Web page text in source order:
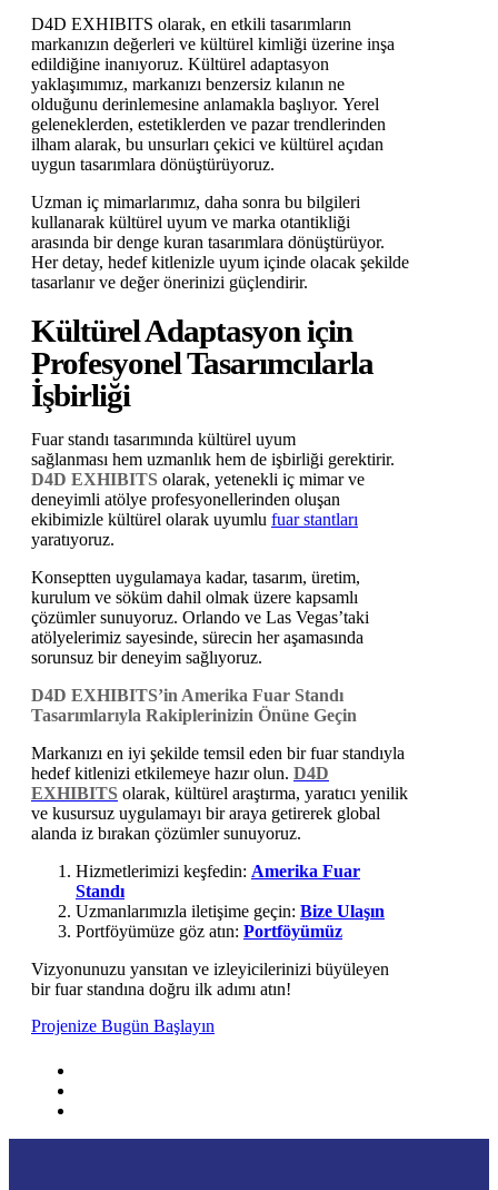
D4D EXHIBITS olarak, en etkili tasarımların
markanızın değerleri ve kültürel kimliği üzerine inşa
edildiğine inanıyoruz. Kültürel adaptasyon
yaklaşımımız, markanızı benzersiz kılanın ne
olduğunu derinlemesine anlamakla başlıyor. Yerel
geleneklerden, estetiklerden ve pazar trendlerinden
ilham alarak, bu unsurları çekici ve kültürel açıdan
uygun tasarımlara dönüştürüyoruz.
Uzman iç mimarlarımız, daha sonra bu bilgileri
kullanarak kültürel uyum ve marka otantikliği
arasında bir denge kuran tasarımlara dönüştürüyor.
Her detay, hedef kitlenizle uyum içinde olacak şekilde
tasarlanır ve değer önerinizi güçlendirir.
Kültürel Adaptasyon için
Profesyonel Tasarımcılarla
İşbirliği
Fuar standı tasarımında kültürel uyum
sağlanması hem uzmanlık hem de işbirliği gerektirir.
D4D EXHIBITS olarak, yetenekli iç mimar ve
deneyimli atölye profesyonellerinden oluşan
ekibimizle kültürel olarak uyumlu fuar stantları
yaratıyoruz.
Konseptten uygulamaya kadar, tasarım, üretim,
kurulum ve söküm dahil olmak üzere kapsamlı
çözümler sunuyoruz. Orlando ve Las Vegas’taki
atölyelerimiz sayesinde, sürecin her aşamasında
sorunsuz bir deneyim sağlıyoruz.
D4D EXHIBITS’in Amerika Fuar Standı
Tasarımlarıyla Rakiplerinizin Önüne Geçin
Markanızı en iyi şekilde temsil eden bir fuar standıyla
hedef kitlenizi etkilemeye hazır olun. D4D
EXHIBITS olarak, kültürel araştırma, yaratıcı yenilik
ve kusursuz uygulamayı bir araya getirerek global
alanda iz bırakan çözümler sunuyoruz.
Hizmetlerimizi keşfedin: Amerika Fuar
Standı
Uzmanlarımızla iletişime geçin: Bize Ulaşın
Portföyümüze göz atın: Portföyümüz
Vizyonunuzu yansıtan ve izleyicilerinizi büyüleyen
bir fuar standına doğru ilk adımı atın!
Projenize Bugün Başlayın